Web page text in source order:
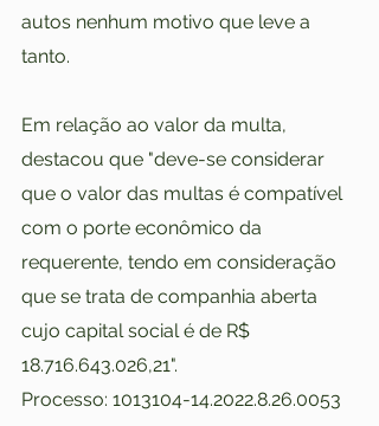
autos nenhum motivo que leve a
tanto.
Em relação ao valor da multa,
destacou que "deve-se considerar
que o valor das multas é compatível
com o porte econômico da
requerente, tendo em consideração
que se trata de companhia aberta
cujo capital social é de R$
18.716.643.026,21".
Processo: 1013104-14.2022.8.26.0053